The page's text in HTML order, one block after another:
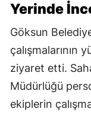
Yerinde
Göksun
çalışmalarının
ziyaret etti.
Müdürlüğü
ekiplerin